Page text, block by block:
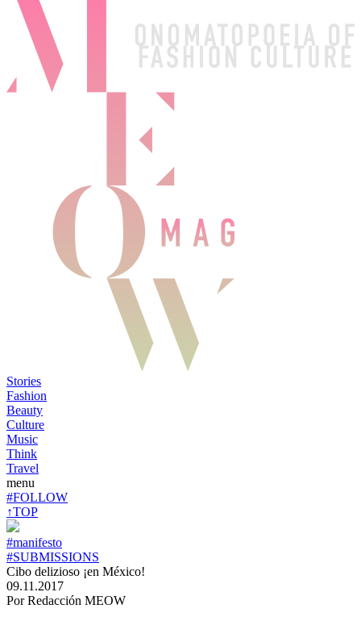
Stories
Fashion
Beauty
Culture
Music
Think
Travel
menu
#FOLLOW
↑TOP
#manifesto
#SUBMISSIONS
Cibo delizioso ¡en México!
09.11.2017
Por Redacción MEOW